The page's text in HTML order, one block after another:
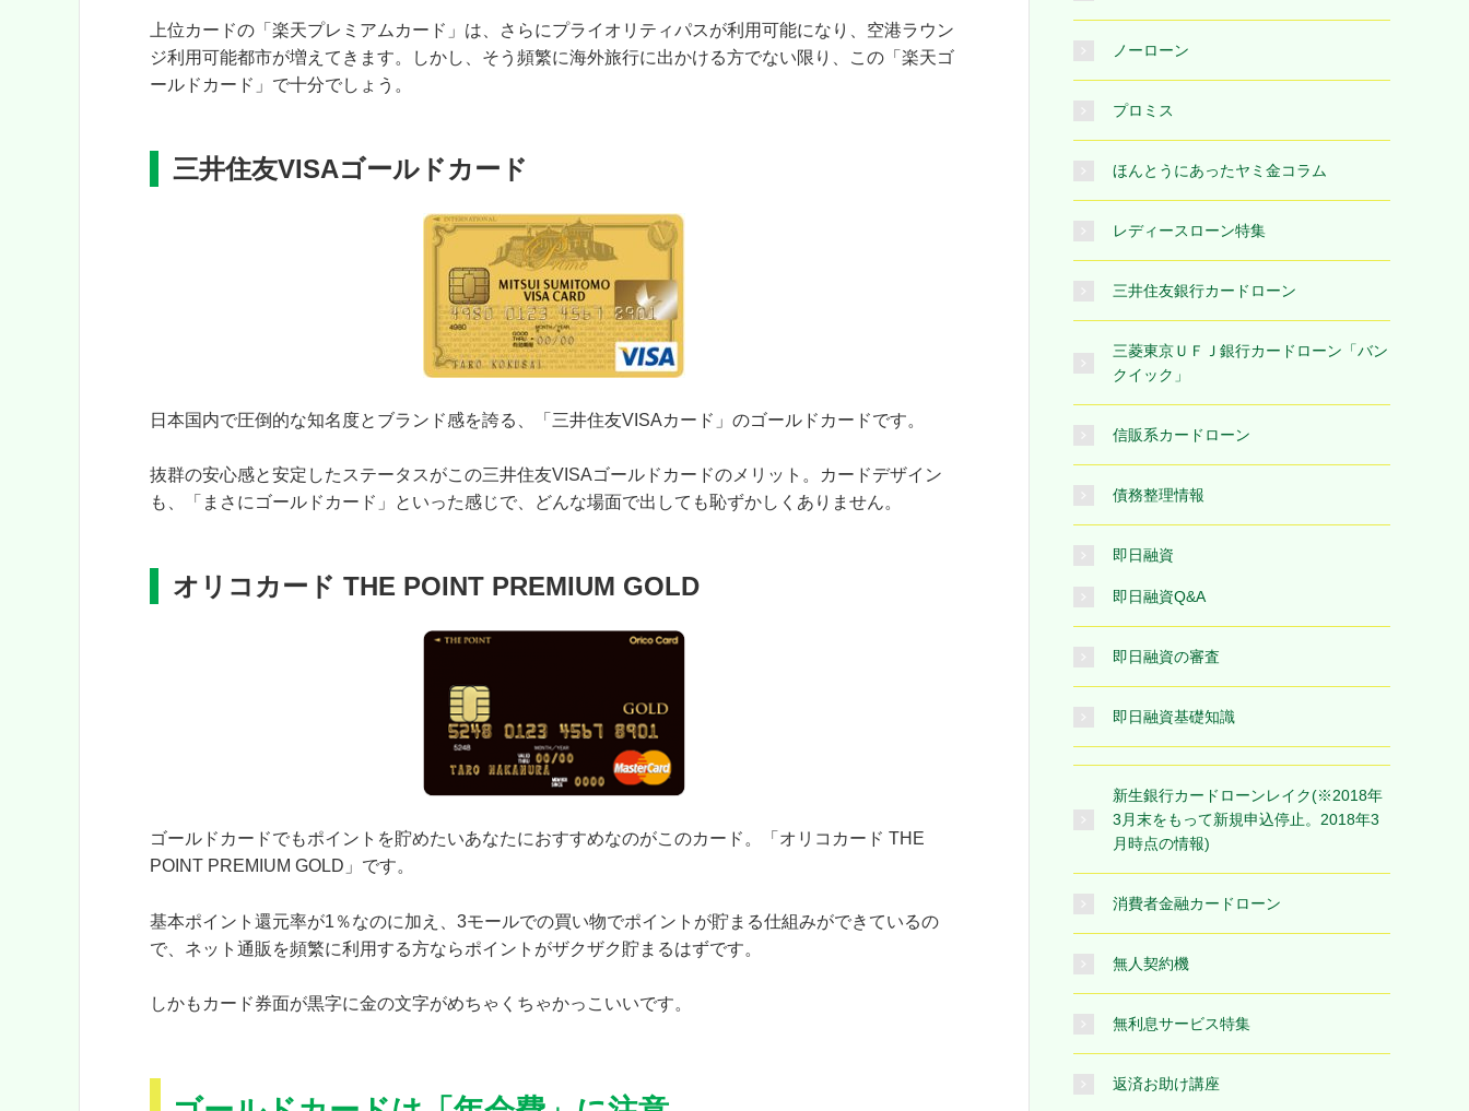
上位カードの「楽天プレミアムカード」は、さらにプライオリティパスが利用可能になり、空港ラウン
ジ利用可能都市が増えてきます。しかし、そう頻繁に海外旅行に出かける方でない限り、この「楽天ゴ
ールドカード」で十分でしょう。
三井住友VISAゴールドカード
日本国内で圧倒的な知名度とブランド感を誇る、「三井住友VISAカード」のゴールドカードです。
抜群の安心感と安定したステータスがこの三井住友VISAゴールドカードのメリット。カードデザイン
も、「まさにゴールドカード」といった感じで、どんな場面で出しても恥ずかしくありません。
オリコカード THE POINT PREMIUM GOLD
ゴールドカードでもポイントを貯めたいあなたにおすすめなのがこのカード。「オリコカード THE
POINT PREMIUM GOLD」です。
基本ポイント還元率が1％なのに加え、3モールでの買い物でポイントが貯まる仕組みができているの
で、ネット通販を頻繁に利用する方ならポイントがザクザク貯まるはずです。
しかもカード券面が黒字に金の文字がめちゃくちゃかっこいいです。
ノーローン
プロミス
ほんとうにあったヤミ金コラム
レディースローン特集
三井住友銀行カードローン
三菱東京ＵＦＪ銀行カードローン「バン
クイック」
信販系カードローン
債務整理情報
即日融資
即日融資Q&A
即日融資の審査
即日融資基礎知識
新生銀行カードローンレイク(※2018年
3月末をもって新規申込停止。2018年3
月時点の情報)
消費者金融カードローン
無人契約機
無利息サービス特集
返済お助け講座